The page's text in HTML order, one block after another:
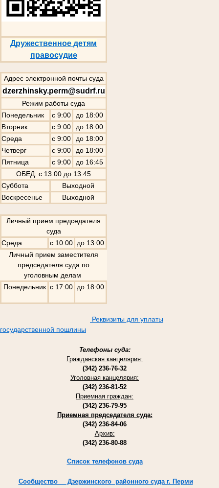
Дружественное детям
правосудие
Адрес электронной почты суда
dzerzhinsky.perm@sudrf.ru
Режим работы суда
Понедельник
с 9:00
до 18:00
Вторник
с 9:00
до 18:00
Среда
с 9:00
до 18:00
Четверг
с 9:00
до 18:00
Пятница
с 9:00
до 16:45
ОБЕД: с 13:00 до 13:45
Суббота
Выходной
Воскресенье
Выходной
Личный прием председателя
суда
Среда
с 10:00 до 13:00
Личный прием заместителя
председателя суда по
уголовным делам
Понедельник с 17:00 до 18:00
Реквизиты для уплаты
государственной пошлины
Телефоны суда:
Гражданская канцелярия:
(342) 236-76-32
Уголовная канцелярия:
(342) 236-81-52
Приемная граждан:
(342) 236-79-95
Приемная председателя суда:
(342) 236-84-06
Архив:
(342) 236-80-88
Список телефонов суда
Cообщество Дзержинского районного суда г. Перми